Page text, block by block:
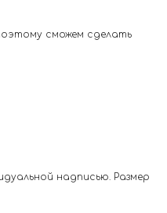
сможем сделать
надписью. Размер